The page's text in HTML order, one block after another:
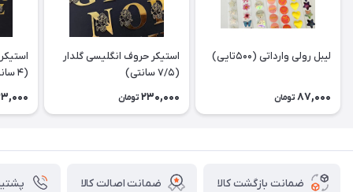
لیبل رولی وارداتی (۵۰۰تایی)
87,000 تومان
استیکر حروف انگلیسی گلدار
(۷/۵ سانتی)
230,000 تومان
(۴ سانتی)
ضمانت بازگشت کالا ضمانت اصالت کالا